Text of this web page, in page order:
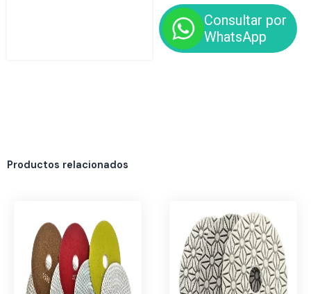
Consultar por
WhatsApp
Productos relacionados